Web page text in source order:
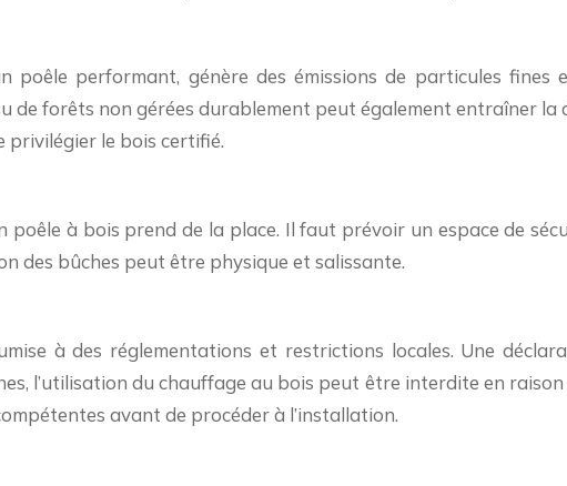
poêle performant, génère des émissions de particules
de forêts non gérées durablement peut également entraîner
privilégier le bois certifié.
poêle à bois prend de la place. Il faut prévoir un espace de
des bûches peut être physique et salissante.
à des réglementations et restrictions locales. Une
l’utilisation du chauffage au bois peut être interdite en
avant de procéder à l’installation.